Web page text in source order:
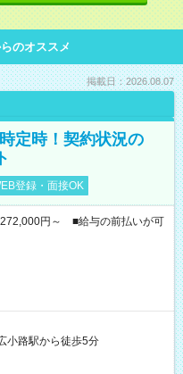
のオススメ
掲載日：2026.08.07
定時！契約状況の
登録・面接OK
円～ ■給与の前払いが可
小路駅から徒歩5分